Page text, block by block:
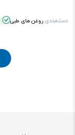
دسته‌بندی روغن های طبی